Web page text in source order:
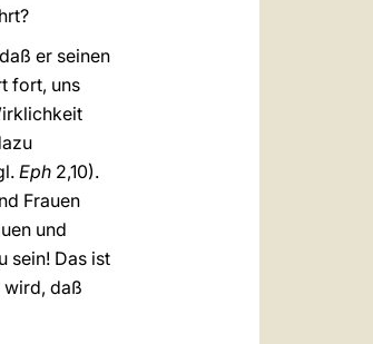
er seinen
fort, uns
Eph 2,10).
Frauen
und
sein! Das ist
wird, daß